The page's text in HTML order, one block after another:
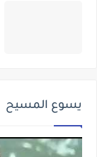
يسوع المسيح